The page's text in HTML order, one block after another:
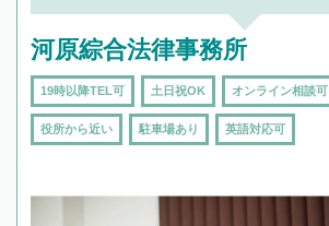
河原綜合法律事務所
19時以降TEL可 土日祝OK オンライン相談可
役所から近い 駐車場あり 英語対応可